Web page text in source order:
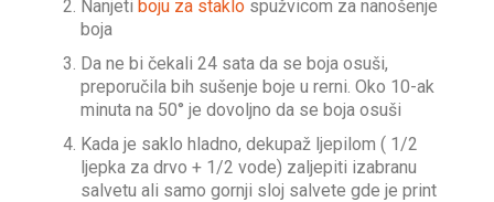
Nanjeti boju za staklo spužvicom za nanošenje
boja
Da ne bi čekali 24 sata da se boja osuši,
preporučila bih sušenje boje u rerni. Oko 10-ak
minuta na 50° je dovoljno da se boja osuši
Kada je saklo hladno, dekupaž ljepilom ( 1/2
ljepka za drvo + 1/2 vode) zaljepiti izabranu
salvetu ali samo gornji sloj salvete gde je print